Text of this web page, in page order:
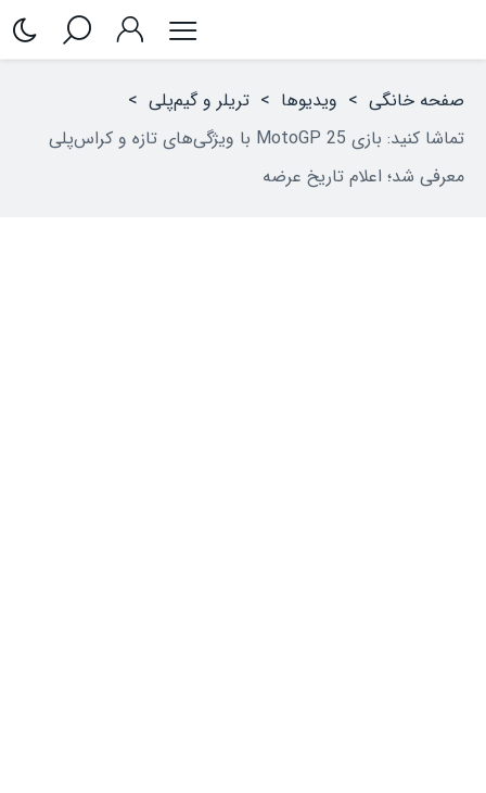
صفحه خانگی > ویدیوها > تریلر و گیم‌پلی >
تماشا کنید: بازی MotoGP 25 با ویژگی‌های تازه و کراس‌پلی
معرفی شد؛ اعلام تاریخ عرضه